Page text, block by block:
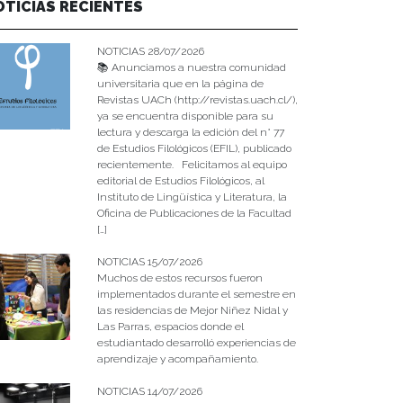
RECIENTES
NOTICIAS 28/07/2026
📚 Anunciamos a nuestra comunidad
universitaria que en la página de
Revistas UACh (http://revistas.uach.cl/),
ya se encuentra disponible para su
lectura y descarga la edición del n° 77
de Estudios Filológicos (EFIL), publicado
recientemente. Felicitamos al equipo
editorial de Estudios Filológicos, al
Instituto de Lingüística y Literatura, la
Oficina de Publicaciones de la Facultad
[…]
NOTICIAS 15/07/2026
Muchos de estos recursos fueron
implementados durante el semestre en
las residencias de Mejor Niñez Nidal y
Las Parras, espacios donde el
estudiantado desarrolló experiencias de
aprendizaje y acompañamiento.
NOTICIAS 14/07/2026